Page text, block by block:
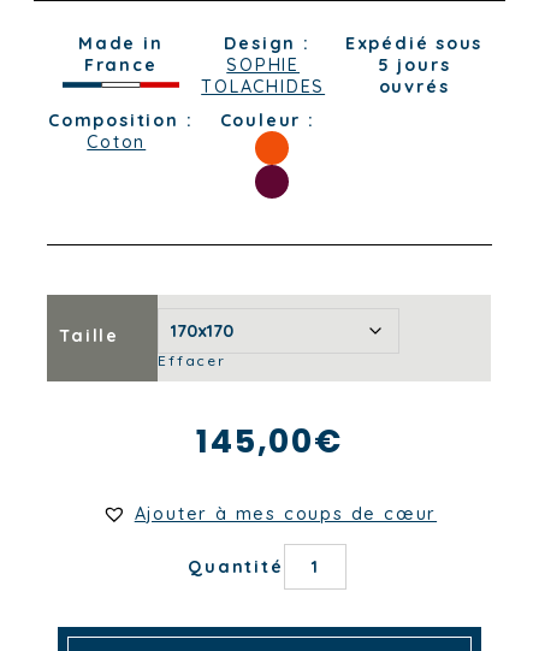
Made in
France
Design :
SOPHIE
TOLACHIDES
Expédié sous
5 jours
ouvrés
Composition :
Coton
Couleur :
Taille
Effacer
145,00€
Ajouter à mes coups de cœur
Quantité